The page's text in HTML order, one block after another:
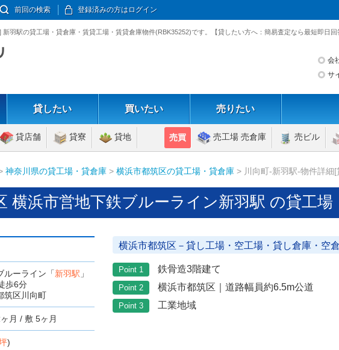
前回の検索 登録済みの方はログイン
羽駅の貸工場・貸倉庫・賃貸工場・賃貸倉庫物件(RBK35252)です。【貸したい方へ：簡易査定なら最短即日回
会
サ
貸したい 買いたい 売りたい
貸店舗 貸寮 貸地 売買 売工場 売倉庫 売ビル
神奈川県の貸工場・貸倉庫 > 横浜市都筑区の貸工場・貸倉庫 > 川向町-新羽駅-物件詳細
横浜市営地下鉄ブルーライン新羽駅 の貸工場
ルーライン「新羽駅 」
歩6分
筑区川向町
月 / 敷 5ヶ月
)
横浜市都筑区－貸し工場・空工場・貸し倉庫・空
Point 1 鉄骨造3階建て
Point 2 横浜市都筑区｜道路幅員約6.5m公道
Point 3 工業地域